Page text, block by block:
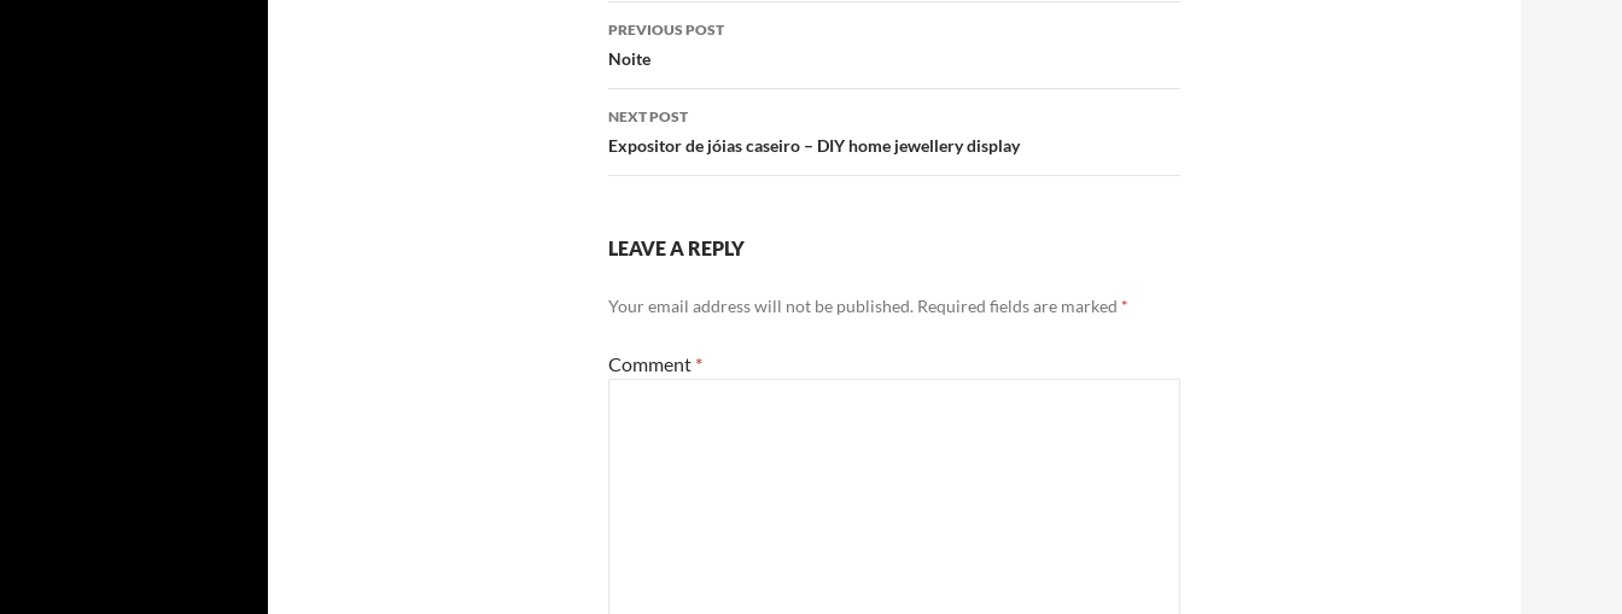
Post
navigation
PREVIOUS POST
Noite
NEXT POST
Expositor de jóias caseiro – DIY home jewellery display
LEAVE A REPLY
Your email address will not be published. Required fields are marked *
Comment *